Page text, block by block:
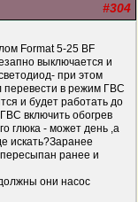
#304
Format 5-25 BF
выключается и
при этом
перевести в режим ГВС
и будет работать до
включить обогрев
глюка - может день ,а
искать?Заранее
ранее и
они насос